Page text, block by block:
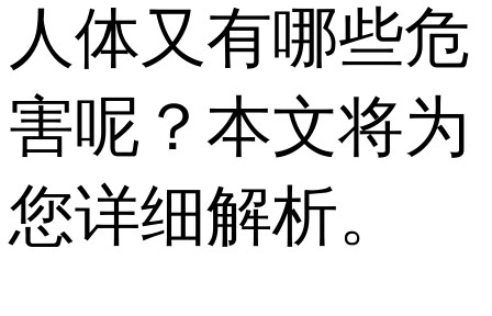
人体又有哪些危
害呢？本文将为
您详细解析。